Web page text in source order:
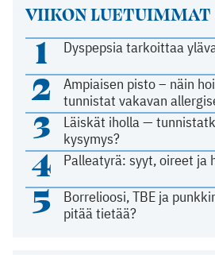
VIIKON LUETUIMMAT
1 Dyspepsia tarkoittaa
2
Ampiaisen pisto – näin
tunnistat vakavan
3
Läiskät iholla —
kysymys?
4 Palleatyrä: syyt, oireet ja
5
Borrelioosi, TBE ja
pitää tietää?